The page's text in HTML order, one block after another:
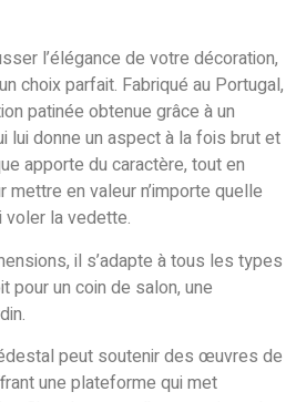
l’élégance de votre décoration,
choix parfait. Fabriqué au Portugal,
patinée obtenue grâce à un
lui donne un aspect à la fois brut et
apporte du caractère, tout en
en valeur n’importe quelle
voler la vedette.
il s’adapte à tous les types
pour un coin de salon, une
peut soutenir des œuvres de
une plateforme qui met